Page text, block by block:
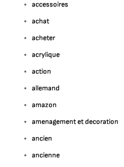
accessoires
achat
acheter
acrylique
action
allemand
amazon
amenagement et decoration
ancien
ancienne